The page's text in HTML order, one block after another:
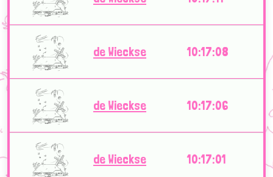
de Wieckse 10:17:08
de Wieckse 10:17:06
de Wieckse 10:17:01